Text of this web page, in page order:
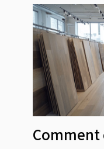
Comment